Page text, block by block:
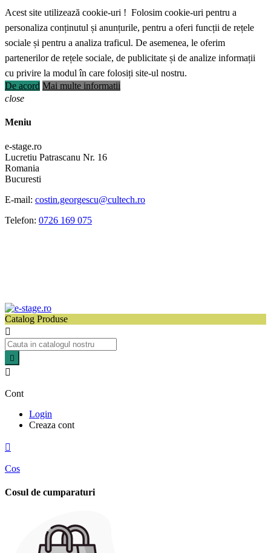
Acest site utilizează cookie-uri ! Folosim cookie-uri pentru a
personaliza conținutul și anunțurile, pentru a oferi funcții de rețele
sociale și pentru a analiza traficul. De asemenea, le oferim
partenerilor de rețele sociale, de publicitate și de analize informații
cu privire la modul în care folosiți site-ul nostru.
De acord Mai multe informatii
close
Meniu
e-stage.ro
Lucretiu Patrascanu Nr. 16
Romania
Bucuresti
E-mail: costin.georgescu@cultech.ro
Telefon: 0726 169 075
Catalog Produse



Cont
Login
Creaza cont

Cos
Cosul de cumparaturi